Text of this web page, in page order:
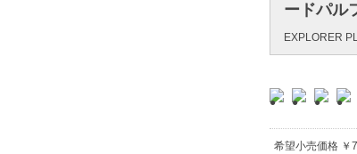
ードパル
EXPLORER
希望小売価格